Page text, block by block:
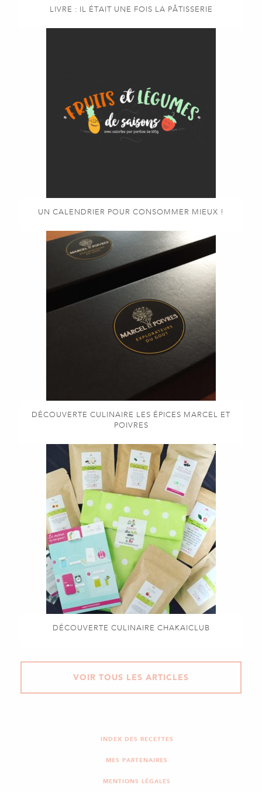
LIVRE : IL ÉTAIT UNE FOIS LA PÂTISSERIE
UN CALENDRIER POUR CONSOMMER MIEUX !
DÉCOUVERTE CULINAIRE LES ÉPICES MARCEL ET
POIVRES
DÉCOUVERTE CULINAIRE CHAKAICLUB
VOIR TOUS LES ARTICLES
INDEX DES RECETTES
MES PARTENAIRES
MENTIONS LÉGALES